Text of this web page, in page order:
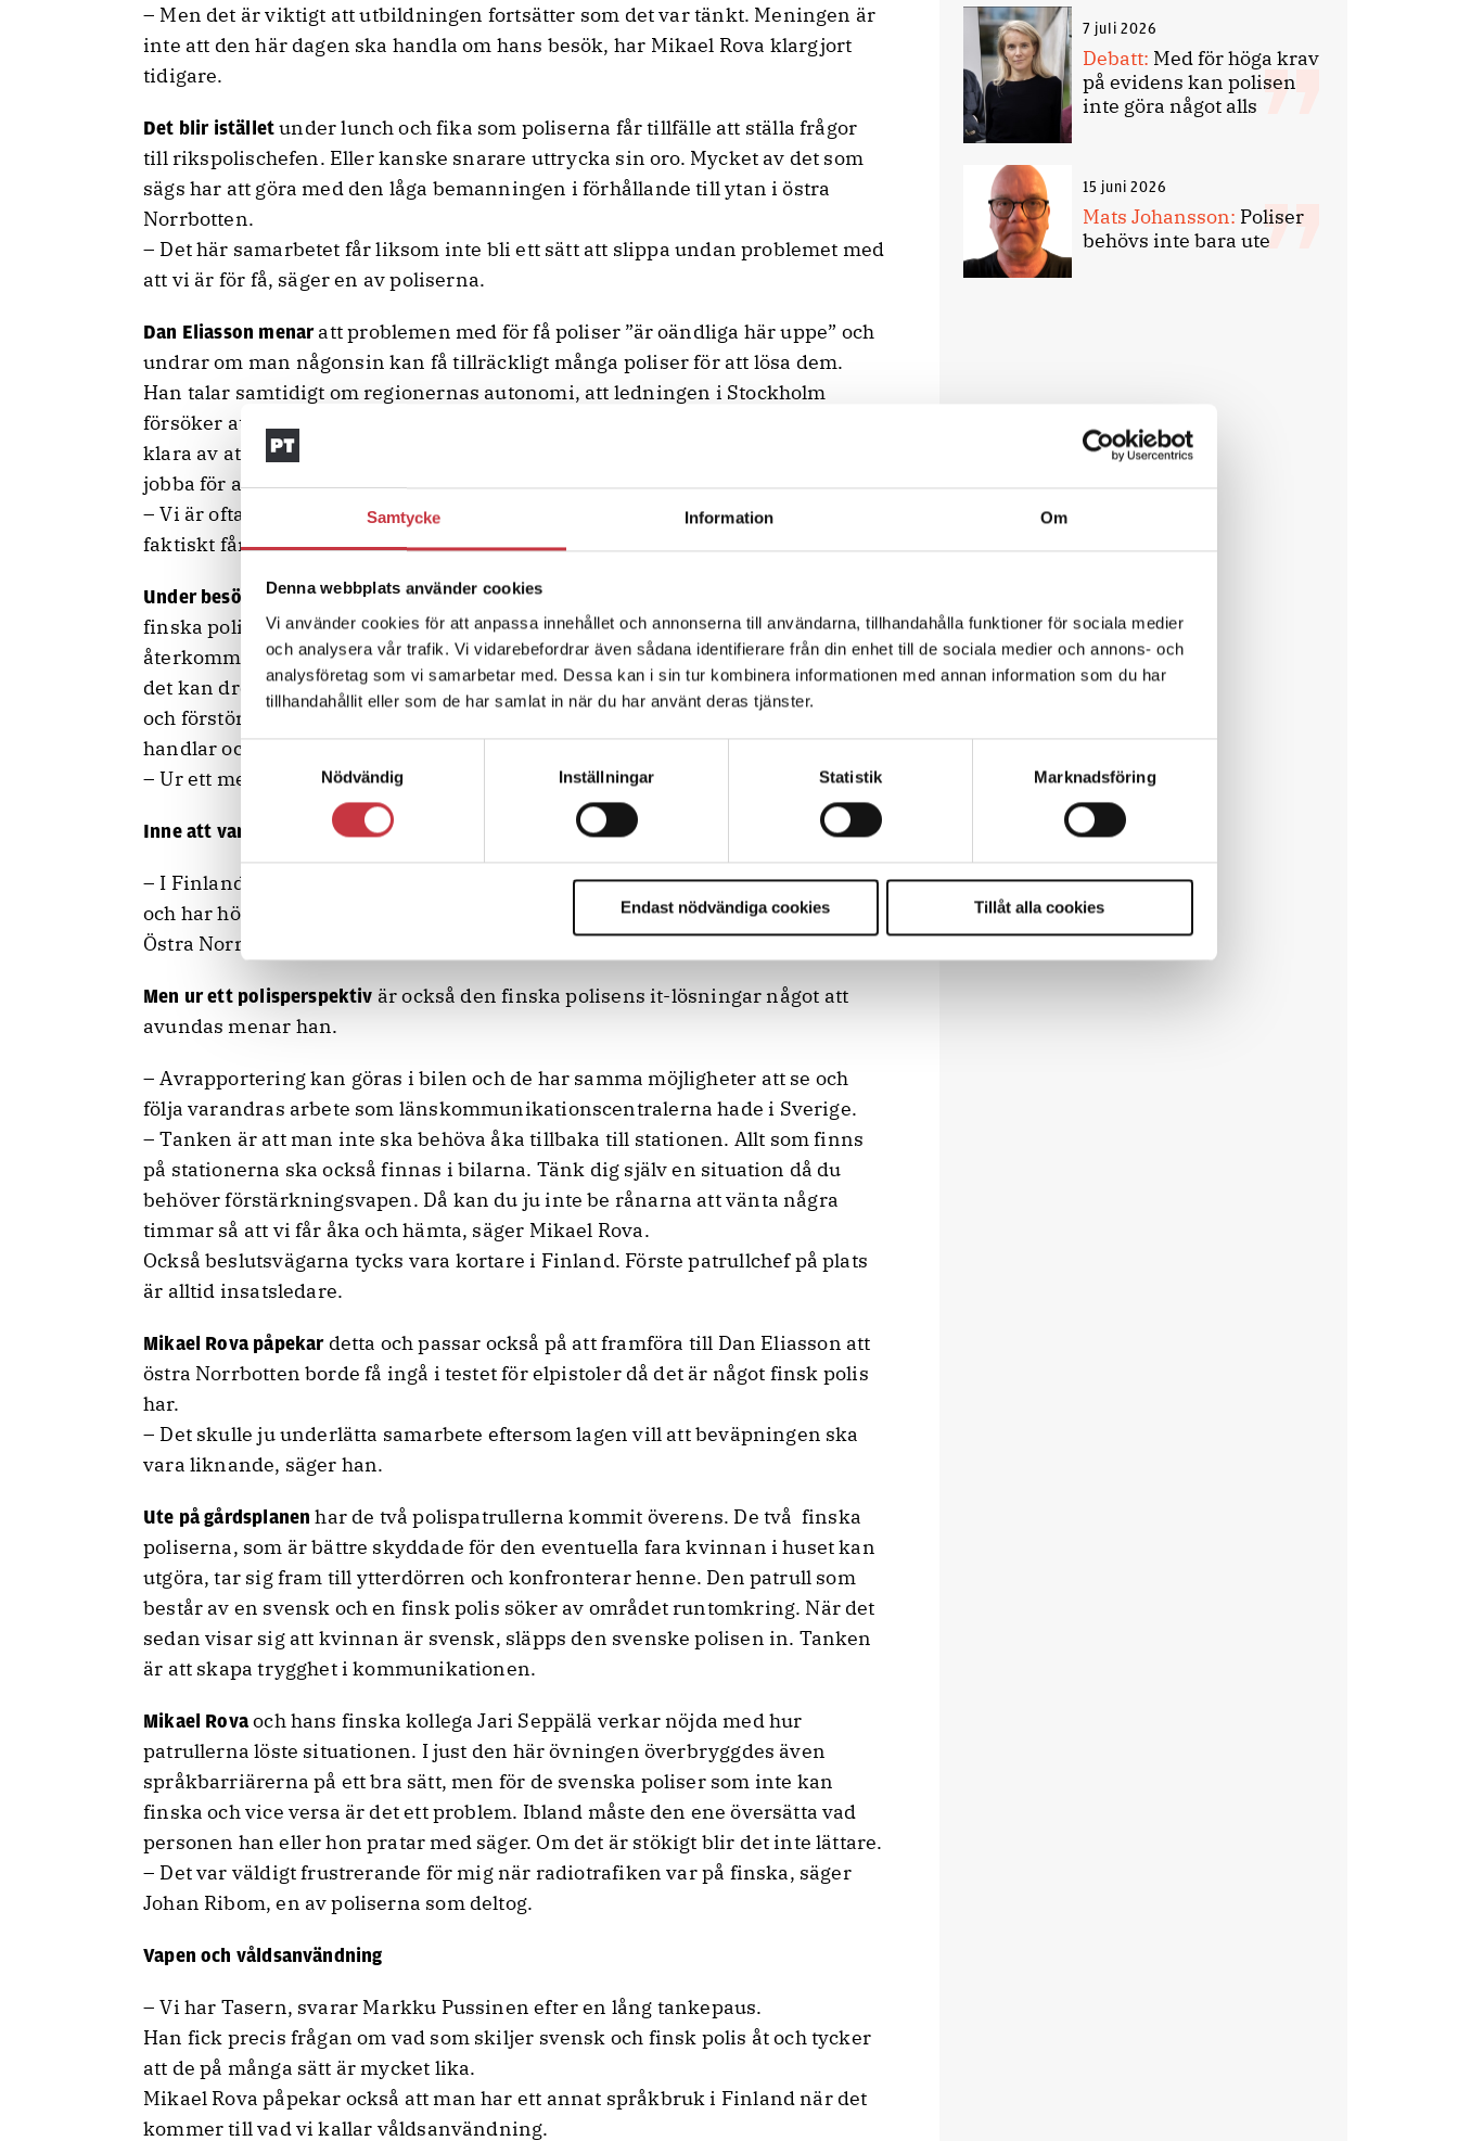
Samtycke Information Om
Denna webbplats använder cookies
Vi använder cookies för att anpassa innehållet och annonserna till användarna, tillhandahålla funktioner för sociala medier
och analysera vår trafik. Vi vidarebefordrar även sådana identifierare från din enhet till de sociala medier och annons- och
analysföretag som vi samarbetar med. Dessa kan i sin tur kombinera informationen med annan information som du har
tillhandahållit eller som de har samlat in när du har använt deras tjänster.
Samtyckesval
Nödvändig
Inställningar Statistik Marknadsföring
Endast nödvändiga cookies Tillåt alla cookies
– Men det är viktigt att utbildningen fortsätter som det var tänkt. Meningen är
inte att den här dagen ska handla om hans besök, har Mikael Rova klargjort
tidigare.
Det blir istället under lunch och fika som poliserna får tillfälle att ställa frågor
till rikspolischefen. Eller kanske snarare uttrycka sin oro. Mycket av det som
sägs har att göra med den låga bemanningen i förhållande till ytan i östra
Norrbotten.
– Det här samarbetet får liksom inte bli ett sätt att slippa undan problemet med
att vi är för få, säger en av poliserna.
Dan Eliasson menaratt problemen med för få poliser ”är oändliga här uppe” och
undrar om man någonsin kan få tillräckligt många poliser för att lösa dem.
Han talar samtidigt om regionernas autonomi, att ledningen i Stockholm
försöker att inte ”stoppa fingrarna i syltburken” utan låter polisen regionalt
klara av att fördela resurserna men att ett samarbete är något han kommer att
jobba för att få fram.
– Vi är ofta fokuserade på vad vi inte får. Vi behöver känna glädje i det vi
faktiskt får, säger han också.
Under besöketförevisas en finsk polisbuss för närvarande chefer. Vad de
finska poliserna faktiskt har med sig ute på vägarna är något Mikael Rova
återkommer till. Allt är mer. Kriminalteknisk utrustning till exempel. Och där
det kan dröja dagar innan tekniker kommer på plats kan bevis lätt bli liggande
och förstöras om patrullen inte har möjlighet att tillvarata dem direkt. Det
handlar också om vapen och skyddsutrustning.
– Ur ett medborgarperspektiv är det kanske det viktigaste, säger Mikael Rova.
Inne att vara ute i Finland
– I Finland är det poliserna som jobbar ute som har fler år i tjänst, tjänar mer
och har högre status, i alla fall i vårt område förklarar Mikael Rova, yttre befäl i
Östra Norrbotten.
Men ur ett polisperspektiv är också den finska polisens it-lösningar något att
avundas menar han.
– Avrapportering kan göras i bilen och de har samma möjligheter att se och
följa varandras arbete som länskommunikationscentralerna hade i Sverige.
– Tanken är att man inte ska behöva åka tillbaka till stationen. Allt som finns
på stationerna ska också finnas i bilarna. Tänk dig själv en situation då du
behöver förstärkningsvapen. Då kan du ju inte be rånarna att vänta några
timmar så att vi får åka och hämta, säger Mikael Rova.
Också beslutsvägarna tycks vara kortare i Finland. Förste patrullchef på plats
är alltid insatsledare.
Mikael Rova påpekardetta och passar också på att framföra till Dan Eliasson att
östra Norrbotten borde få ingå i testet för elpistoler då det är något finsk polis
har.
– Det skulle ju underlätta samarbete eftersom lagen vill att beväpningen ska
vara liknande, säger han.
Ute på gårdsplanenhar de två polispatrullerna kommit överens. De två finska
poliserna, som är bättre skyddade för den eventuella fara kvinnan i huset kan
utgöra, tar sig fram till ytterdörren och konfronterar henne. Den patrull som
består av en svensk och en finsk polis söker av området runtomkring. När det
sedan visar sig att kvinnan är svensk, släpps den svenske polisen in. Tanken
är att skapa trygghet i kommunikationen.
Mikael Rovaoch hans finska kollega Jari Seppälä verkar nöjda med hur
patrullerna löste situationen. I just den här övningen överbryggdes även
språkbarriärerna på ett bra sätt, men för de svenska poliser som inte kan
finska och vice versa är det ett problem. Ibland måste den ene översätta vad
personen han eller hon pratar med säger. Om det är stökigt blir det inte lättare.
– Det var väldigt frustrerande för mig när radiotrafiken var på finska, säger
Johan Ribom, en av poliserna som deltog.
Vapen och våldsanvändning
– Vi har Tasern, svarar Markku Pussinen efter en lång tankepaus.
Han fick precis frågan om vad som skiljer svensk och finsk polis åt och tycker
att de på många sätt är mycket lika.
Mikael Rova påpekar också att man har ett annat språkbruk i Finland när det
kommer till vad vi kallar våldsanvändning.
7 juli 2026
Debatt: Med för höga krav
på evidens kan polisen
inte göra något alls
15 juni 2026
Mats Johansson: Poliser
behövs inte bara ute